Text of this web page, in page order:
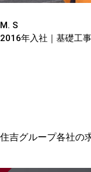
M. S
2016年入社｜基礎工
住吉グループ各社の